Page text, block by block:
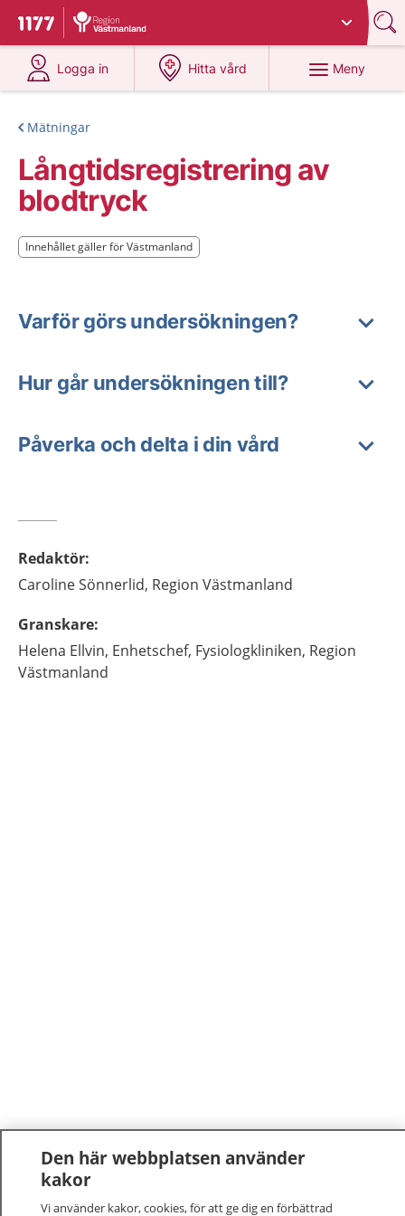
Till startsidan för 1177
Du har valt region
Logga in
på 1177.se
Hitta vård
på 1177.se
Meny
Mätningar
Långtidsregistrering av
blodtryck
Innehållet gäller för Västmanland
Innehållet gäller för Västmanland
Varför görs undersökningen?
Hur går undersökningen till?
Påverka och delta i din vård
Redaktör:
CarolineSönnerlid, Region Västmanland
Granskare:
Helena Ellvin, Enhetschef, Fysiologkliniken, Region
Västmanland
Den här webbplatsen använder
kakor
Vi använder kakor, cookies, för att ge dig en förbättrad